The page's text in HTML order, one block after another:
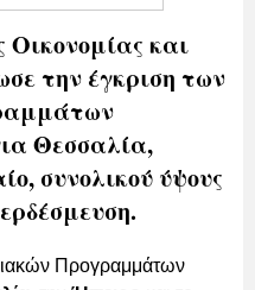
Οικονομίας και
την έγκριση των
Θεσσαλία,
συνολικού ύψους
Προγραμμάτων